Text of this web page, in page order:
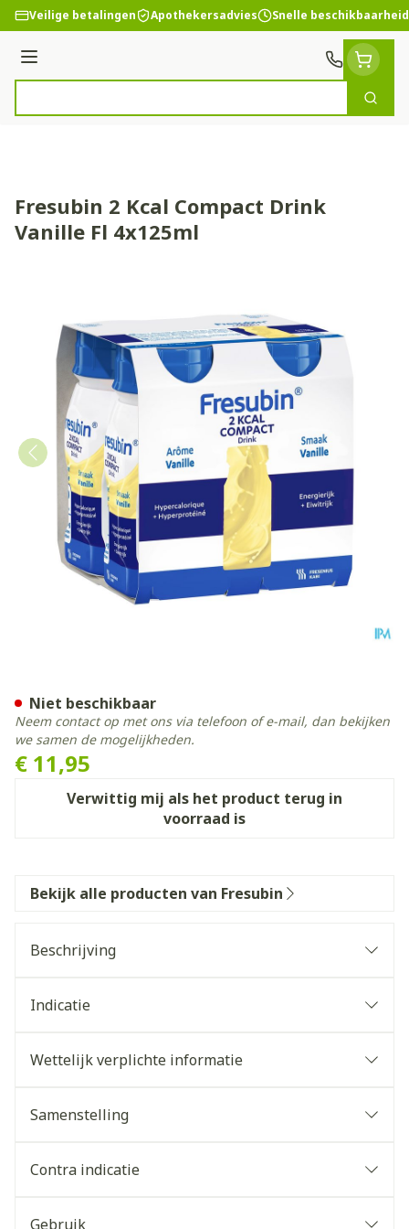
Ga naar de inhoud
Veilige betalingen Apothekersadvies Snelle beschikbaarheid
Menu
Zoek
Fresubin 2 Kcal Compact Drink
Vanille Fl 4x125ml
€ 11,95
Verwittig mij als het product terug in
voorraad is
Niet beschikbaar
Neem contact op met ons via telefoon of e-mail, dan bekijken
we samen de mogelijkheden.
Bekijk alle producten van Fresubin
Beschrijving
Indicatie
Wettelijk verplichte informatie
Samenstelling
Contra indicatie
Gebruik